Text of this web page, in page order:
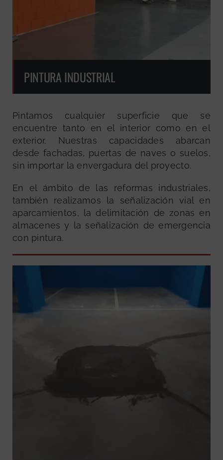
PINTURA INDUSTRIAL
Pintamos cualquier superficie que se
encuentre tanto en el interior como en el
exterior. Nuestras capacidades abarcan
desde fachadas, puertas de naves o suelos,
sin importar la envergadura del proyecto.
En el ámbito de las reformas industriales,
también realizamos la señalización vial en
aparcamientos, la delimitación de zonas en
almacenes y la señalización de emergencia
con pintura.